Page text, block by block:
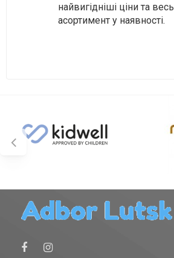
найвигідніші ціни та весь
асортимент у наявності.